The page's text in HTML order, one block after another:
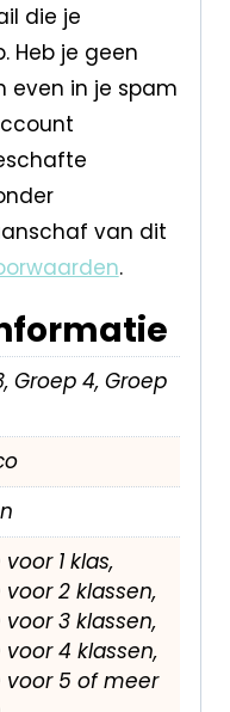
die je
Heb je geen
even in je spam
van dit
.
Groep 4, Groep
1 klas,
voor 2 klassen,
voor 3 klassen,
voor 4 klassen,
voor 5 of meer